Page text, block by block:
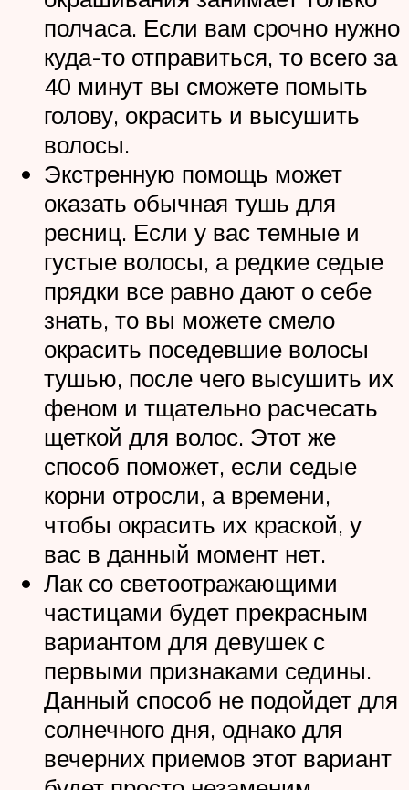
полчаса. Если вам срочно нужно
куда-то отправиться, то всего за
40 минут вы сможете помыть
голову, окрасить и высушить
волосы.
Экстренную помощь может
оказать обычная тушь для
ресниц. Если у вас темные и
густые волосы, а редкие седые
прядки все равно дают о себе
знать, то вы можете смело
окрасить поседевшие волосы
тушью, после чего высушить их
феном и тщательно расчесать
щеткой для волос. Этот же
способ поможет, если седые
корни отросли, а времени,
чтобы окрасить их краской, у
вас в данный момент нет.
Лак со светоотражающими
частицами будет прекрасным
вариантом для девушек с
первыми признаками седины.
Данный способ не подойдет для
солнечного дня, однако для
вечерних приемов этот вариант